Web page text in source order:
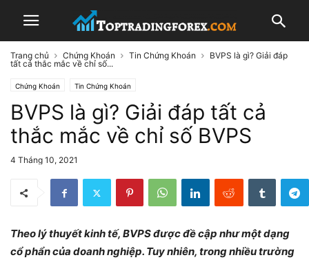
Trang chủ Chứng Khoán Tin Chứng Khoán
BVPS là gì? Giải đáp
tất cả thắc mắc về chỉ số...
Chứng Khoán Tin Chứng Khoán
BVPS là gì? Giải đáp tất cả
thắc mắc về chỉ số BVPS
4 Tháng 10, 2021
Theo lý thuyết kinh tế, BVPS được đề cập như một dạng
cổ phẩn của doanh nghiệp. Tuy nhiên, trong nhiều trường